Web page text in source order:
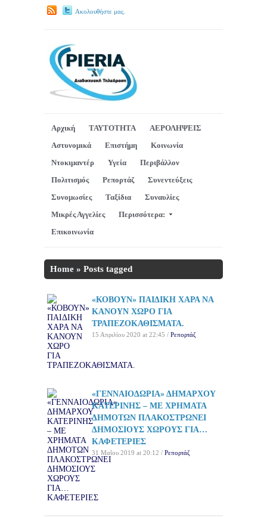
Ακολουθήστε μας.
Αρχική ΤΑΥΤΟΤΗΤΑ
ΑΕΡΟΛΗΨΕΙΣ
Αστυνομικά
Επιστήμη
Κοινωνία
Ντοκιμαντέρ
Υγεία
Περιβάλλον
Πολιτισμός
Ρεπορτάζ
Συνεντεύξεις
Συνομωσίες
Ταξίδια
Συναυλίες
Μικρές Αγγελίες
Περισσότερα:
Επικοινωνία
Home » Posts tagged
«ΚΟΒΟΥΝ» ΠΑΙΔΙΚΗ ΧΑΡΑ ΝΑ
ΚΑΝΟΥΝ ΧΩΡΟ ΓΙΑ
ΤΡΑΠΕΖΟΚΑΘΙΣΜΑΤΑ.
15 Απριλίου 2020 at 22:45 / Ρεπορτάζ
«ΓΕΝΝΑΙΟΔΩΡΙΑ» ΔΗΜΑΡΧΟΥ
ΚΑΤΕΡΙΝΗΣ – ΜΕ ΧΡΗΜΑΤΑ
ΔΗΜΟΤΩΝ ΠΛΑΚΟΣΤΡΩΝΕΙ
ΔΗΜΟΣΙΟΥΣ ΧΩΡΟΥΣ ΓΙΑ…
ΚΑΦΕΤΕΡΙΕΣ
31 Μαΐου 2019 at 20:12 / Ρεπορτάζ